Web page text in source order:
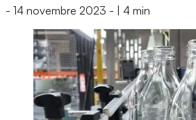
- 14 novembre 2023 - 4 min